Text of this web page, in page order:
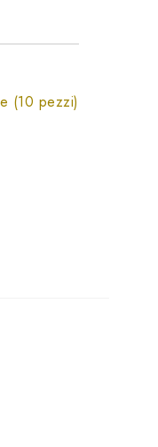
(10 pezzi)